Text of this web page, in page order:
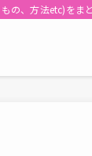
の、方法etc)をま